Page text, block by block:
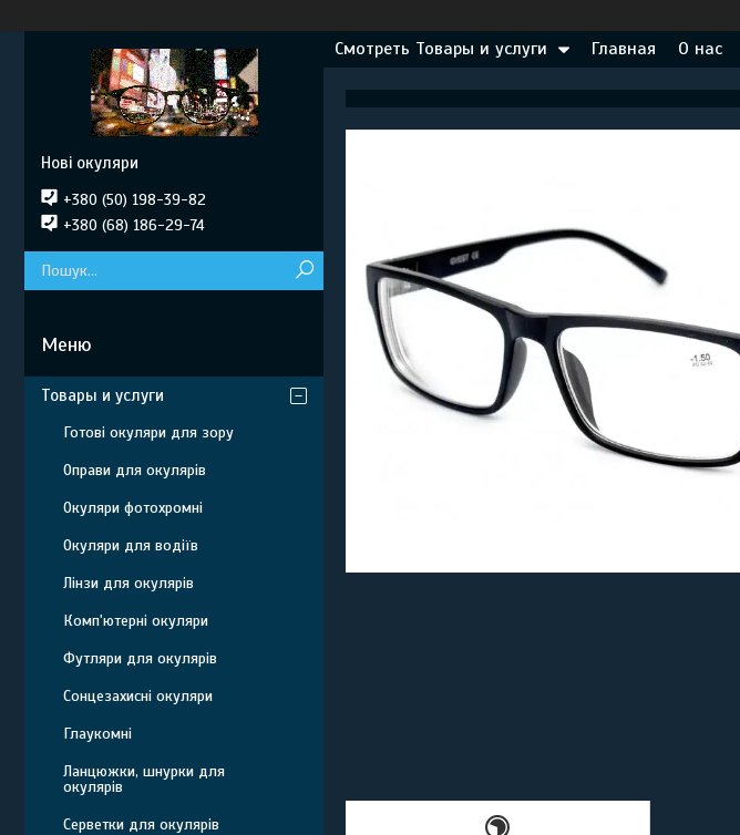
Смотреть Товары и услуги Главная О нас
Нові окуляри
+380 (50) 198-39-82
+380 (68) 186-29-74
Товары и услуги
Готові окуляри для зору
Оправи для окулярів
Окуляри фотохромні
Окуляри для водіїв
Лінзи для окулярів
Комп'ютерні окуляри
Футляри для окулярів
Сонцезахисні окуляри
Глаукомні
Ланцюжки, шнурки для
окулярів
Серветки для окулярів